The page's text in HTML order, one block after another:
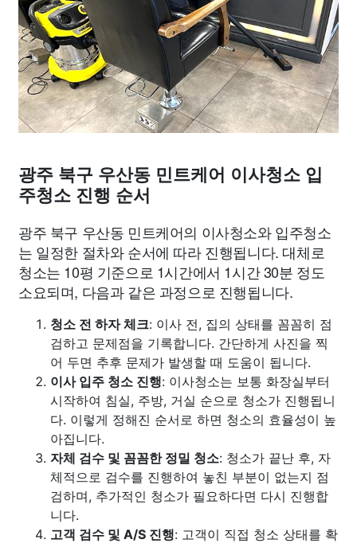
광주 북구 우산동 민트케어 이사청소 입
주청소 진행 순서
광주 북구 우산동 민트케어의 이사청소와 입주청소
는 일정한 절차와 순서에 따라 진행됩니다. 대체로
청소는 10평 기준으로 1시간에서 1시간 30분 정도
소요되며, 다음과 같은 과정으로 진행됩니다.
청소 전 하자 체크: 이사 전, 집의 상태를 꼼꼼히 점
검하고 문제점을 기록합니다. 간단하게 사진을 찍
어 두면 추후 문제가 발생할 때 도움이 됩니다.
이사 입주 청소 진행: 이사청소는 보통 화장실부터
시작하여 침실, 주방, 거실 순으로 청소가 진행됩니
다. 이렇게 정해진 순서로 하면 청소의 효율성이 높
아집니다.
자체 검수 및 꼼꼼한 정밀 청소: 청소가 끝난 후, 자
체적으로 검수를 진행하여 놓친 부분이 없는지 점
검하며, 추가적인 청소가 필요하다면 다시 진행합
니다.
고객 검수 및 A/S 진행: 고객이 직접 청소 상태를 확